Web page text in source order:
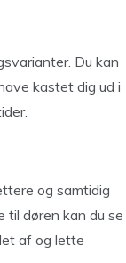
Du kan
kastet dig ud i
og samtidig
til døren kan du se
af og lette